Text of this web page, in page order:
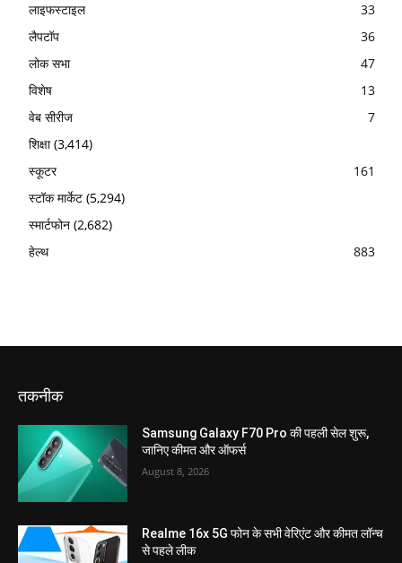
लाइफस्टाइल
33
लैपटॉप
36
लोक सभा
47
विशेष
13
वेब सीरीज
7
शिक्षा(3,414)
स्कूटर
161
स्टॉक मार्केट (5,294)
स्मार्टफोन (2,682)
हेल्थ
883
तकनीक
Samsung Galaxy F70 Pro की पहली सेल शुरू,
जानिए कीमत और ऑफर्स
August 8, 2026
Realme 16x 5G फोन के सभी वेरिएंट और कीमत लॉन्च
से पहले लीक